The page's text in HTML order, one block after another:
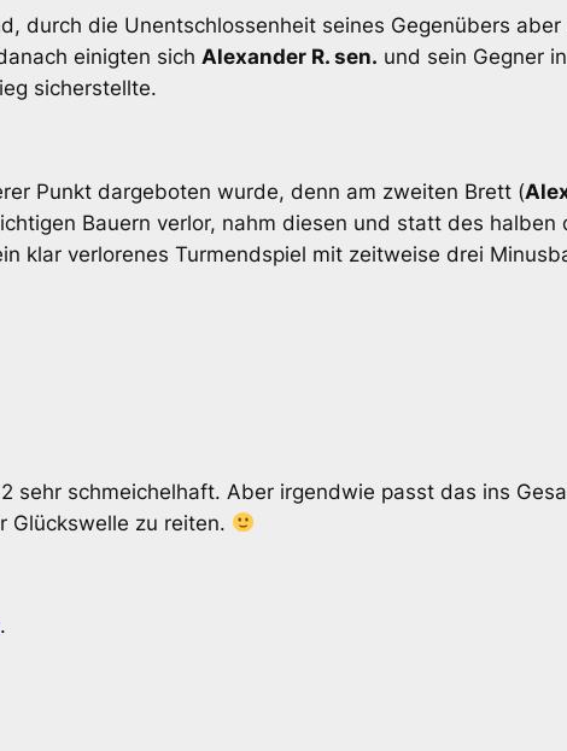
durch die Unentschlossenheit seines Gegenübers
einigten sich Alexander R. sen. und sein Gegner
sicherstellte.
Punkt dargeboten wurde, denn am zweiten Brett (
Bauern verlor, nahm diesen und statt des halben
klar verlorenes Turmendspiel mit zeitweise drei
sehr schmeichelhaft. Aber irgendwie passt das ins
Glückswelle zu reiten.
.